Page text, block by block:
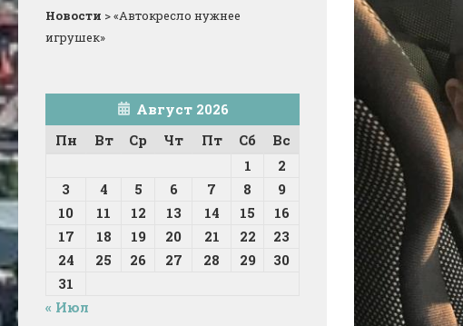
Новости >«Автокресло нужнее
игрушек»
Август 2026
Пн
Вт Ср Чт Пт Сб
Вс
1
2
3
4 5 6 7 8
9
10
11 12 13 14 15
16
17
18 19 20 21 22
23
24
25 26 27 28 29
30
31
« Июл